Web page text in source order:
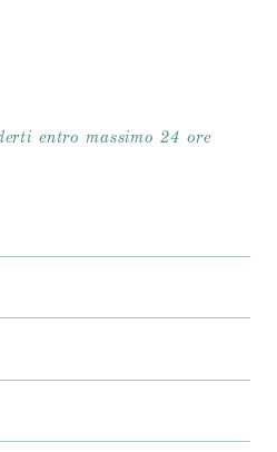
entro massimo 24 ore